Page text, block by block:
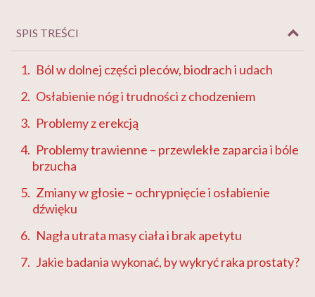
SPIS TREŚCI
Ból w dolnej części pleców, biodrach i udach
Osłabienie nóg i trudności z chodzeniem
Problemy z erekcją
Problemy trawienne – przewlekłe zaparcia i bóle
brzucha
Zmiany w głosie – ochrypnięcie i osłabienie
dźwięku
Nagła utrata masy ciała i brak apetytu
Jakie badania wykonać, by wykryć raka prostaty?